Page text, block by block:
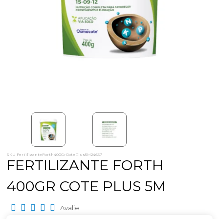
SKU FertilizanteForth400GrCotePlus5M24657
FERTILIZANTE FORTH
400GR COTE PLUS 5M
Avalie